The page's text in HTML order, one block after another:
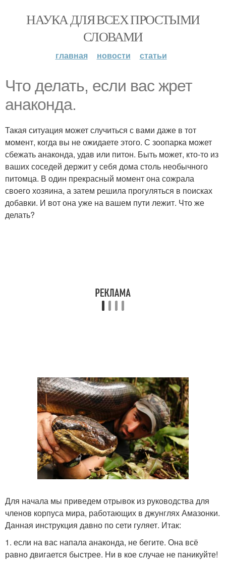
НАУКА ДЛЯ ВСЕХ ПРОСТЫМИ
СЛОВАМИ
главная новости статьи
Что делать, если вас жрет
анаконда.
Такая ситуация может случиться с вами даже в тот
момент, когда вы не ожидаете этого. С зоопарка может
сбежать анаконда, удав или питон. Быть может, кто-то из
ваших соседей держит у себя дома столь необычного
питомца. В один прекрасный момент она сожрала
своего хозяина, а затем решила прогуляться в поисках
добавки. И вот она уже на вашем пути лежит. Что же
делать?
Для начала мы приведем отрывок из руководства для
членов корпуса мира, работающих в джунглях Амазонки.
Данная инструкция давно по сети гуляет. Итак:
1. если на вас напала анаконда, не бегите. Она всё
равно двигается быстрее. Ни в кое случае не паникуйте!